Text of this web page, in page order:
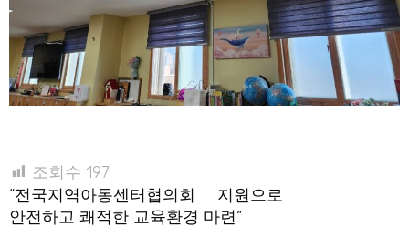
조회수 197
“전국지역아동센터협의회 지원으로
안전하고 쾌적한 교육환경 마련”